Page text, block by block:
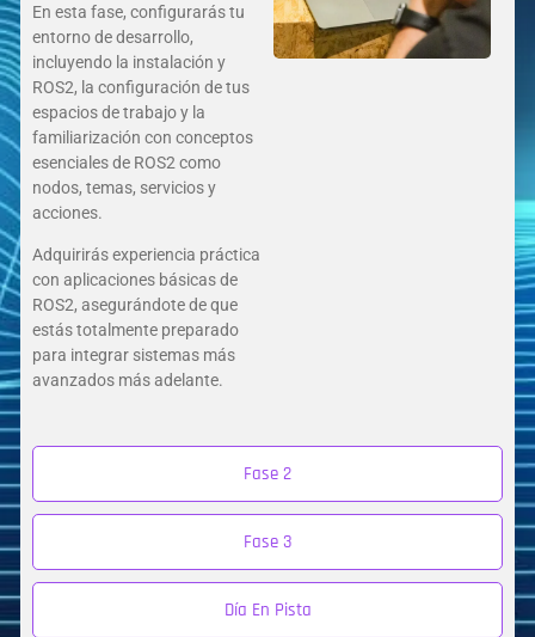
Fase 2
Fase 3
Día En Pista
En esta fase, configurarás tu
entorno de desarrollo,
incluyendo la instalación y
ROS2, la configuración de tus
espacios de trabajo y la
familiarización con conceptos
esenciales de ROS2 como
nodos, temas, servicios y
acciones.
Adquirirás experiencia práctica
con aplicaciones básicas de
ROS2, asegurándote de que
estás totalmente preparado
para integrar sistemas más
avanzados más adelante.